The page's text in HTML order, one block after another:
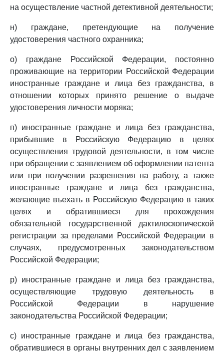
на осуществление частной детективной деятельности;
н) граждане, претендующие на получение
удостоверения частного охранника;
о) граждане Российской Федерации, постоянно
проживающие на территории Российской Федерации
иностранные граждане и лица без гражданства, в
отношении которых принято решение о выдаче
удостоверения личности моряка;
п) иностранные граждане и лица без гражданства,
прибывшие в Российскую Федерацию в целях
осуществления трудовой деятельности, в том числе
при обращении с заявлением об оформлении патента
или при получении разрешения на работу, а также
иностранные граждане и лица без гражданства,
желающие въехать в Российскую Федерацию в таких
целях и обратившиеся для прохождения
обязательной государственной дактилоскопической
регистрации за пределами Российской Федерации в
случаях, предусмотренных законодательством
Российской Федерации;
р) иностранные граждане и лица без гражданства,
осуществляющие трудовую деятельность в
Российской Федерации в нарушение
законодательства Российской Федерации;
с) иностранные граждане и лица без гражданства,
обратившиеся в органы внутренних дел с заявлением